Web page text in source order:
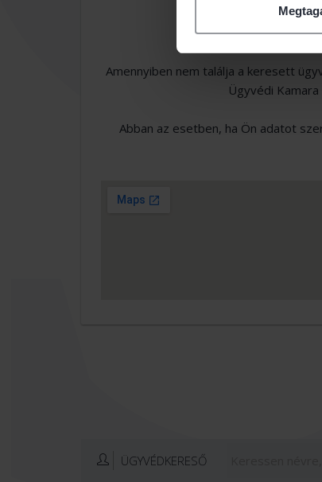
Amennyiben nem találja a keresett
Ügyvédi
Abban az esetben, ha Ön adatot
ÜGYVÉDKERESŐ